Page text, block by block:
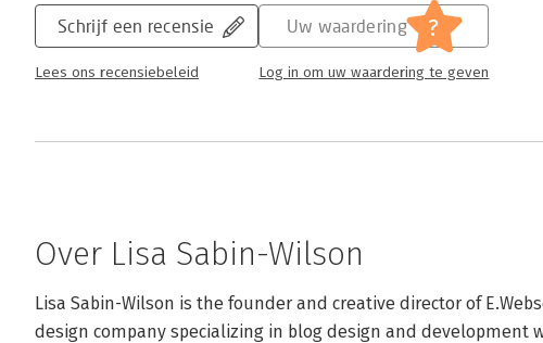
Schrijf een recensie
Lees ons recensiebeleid
Uw waardering ?
Log in om uw waardering te geven
Over Lisa Sabin-Wilson
Lisa Sabin-Wilson is the founder and creative director of
design company specializing in blog design and development